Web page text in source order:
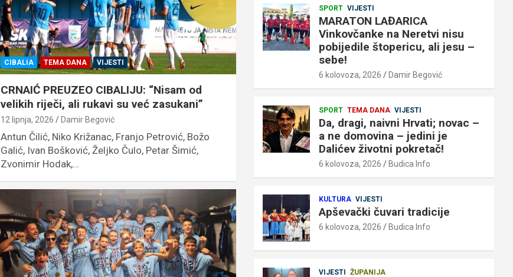
CIBALIA TEMA DANA VIJESTI
CRNAIĆ PREUZEO CIBALIJU: “Nisam od
velikih riječi, ali rukavi su već zasukani”
12 lipnja, 2026 Damir Begović
Antun Čilić, Niko Križanac, Franjo Petrović, Božo
Galić, Ivan Bošković, Željko Čulo, Petar Šimić,
Zvonimir Hodak,…
SPORT VIJESTI
MARATON LAĐARICA
Vinkovčanke na Neretvi nisu
pobijedile štopericu, ali jesu –
sebe!
6 kolovoza, 2026 Damir Begović
SPORT TEMA DANA VIJESTI
Da, dragi, naivni Hrvati; novac –
a ne domovina – jedini je
Dalićev životni pokretač!
6 kolovoza, 2026 Budica Info
KULTURA VIJESTI
Apševački čuvari tradicije
6 kolovoza, 2026 Budica Info
VIJESTI ŽUPANIJA